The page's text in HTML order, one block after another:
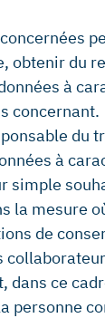
obtenir du
à
concernant.
du
à
simple
la mesure
de
dans ce
personne